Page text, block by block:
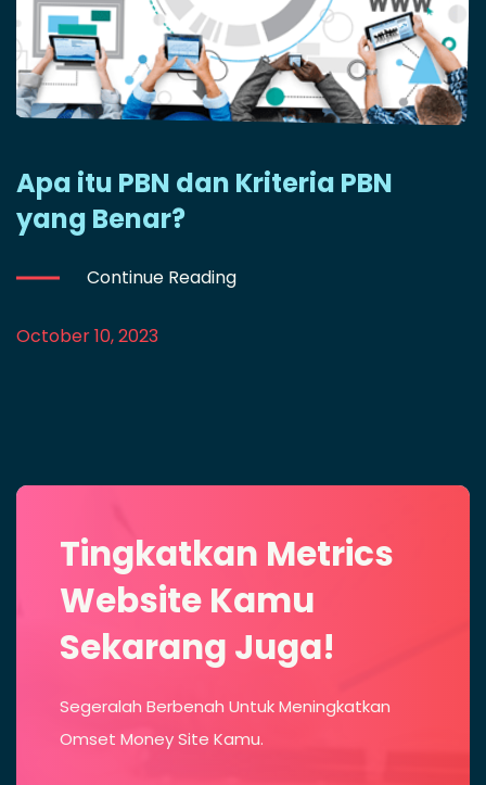
Apa itu PBN dan Kriteria PBN
yang Benar?
Continue Reading
October 10, 2023
Tingkatkan Metrics
Website Kamu
Sekarang Juga!
Segeralah Berbenah Untuk Meningkatkan
Omset Money Site Kamu.